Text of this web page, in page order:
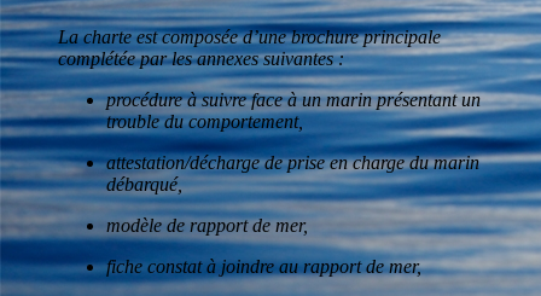
La charte est composée d’une brochure principale
complétée par les annexes suivantes :
procédure à suivre face à un marin présentant un
trouble du comportement,
attestation/décharge de prise en charge du marin
débarqué,
modèle de rapport de mer,
fiche constat à joindre au rapport de mer,